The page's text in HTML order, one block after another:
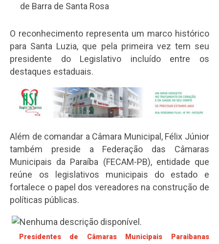
de Barra de Santa Rosa
O reconhecimento representa um marco histórico
para Santa Luzia, que pela primeira vez tem seu
presidente do Legislativo incluído entre os
destaques estaduais.
Além de comandar a Câmara Municipal, Félix Júnior
também preside a Federação das Câmaras
Municipais da Paraíba (FECAM-PB), entidade que
reúne os legislativos municipais do estado e
fortalece o papel dos vereadores na construção de
políticas públicas.
Presidentes de Câmaras Municipais Paraibanas